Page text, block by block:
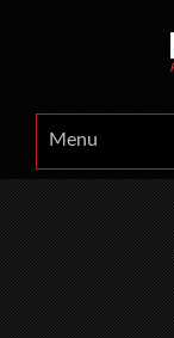
Menu